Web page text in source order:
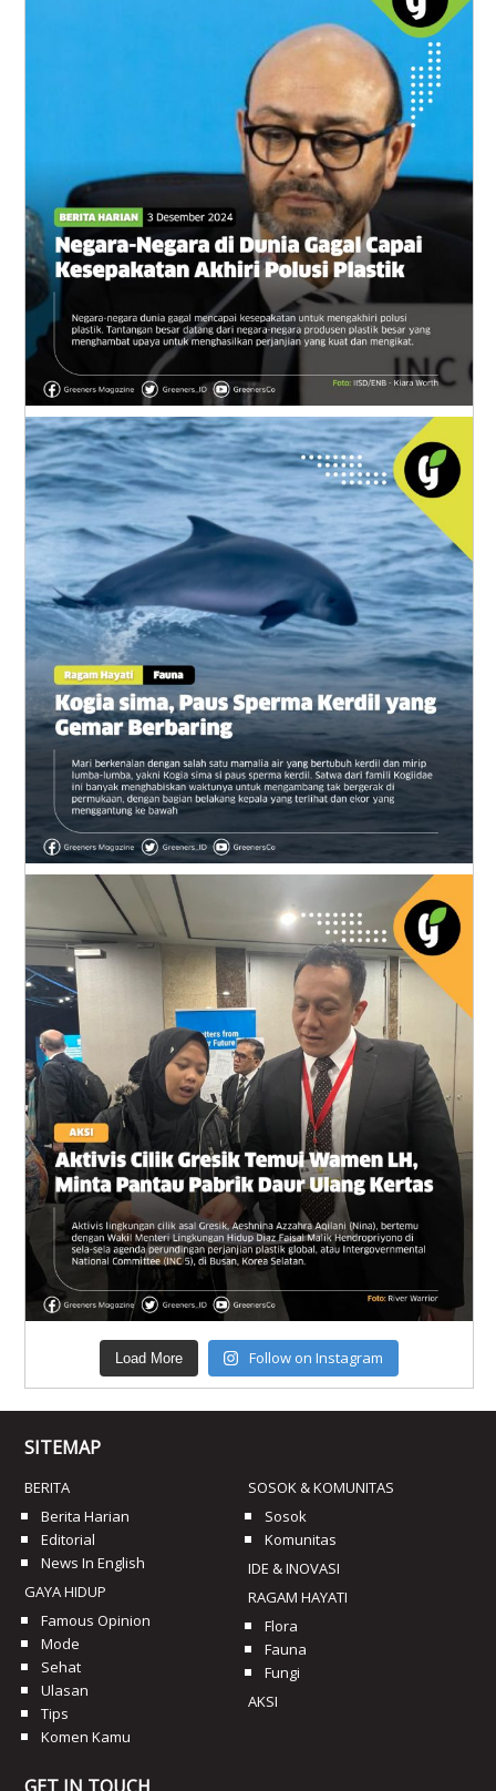
Load More Follow on Instagram
SITEMAP
BERITA
Berita Harian
Editorial
News In English
GAYA HIDUP
Famous Opinion
Mode
Sehat
Ulasan
Tips
Komen Kamu
SOSOK & KOMUNITAS
Sosok
Komunitas
IDE & INOVASI
RAGAM HAYATI
Flora
Fauna
Fungi
AKSI